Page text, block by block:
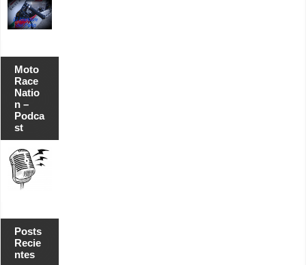
Moto
Race
Natio
n –
Podca
st
Posts
Recie
ntes